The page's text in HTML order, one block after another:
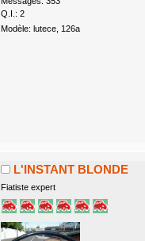
Q.I.: 2
Modèle: lutece, 126a
L'INSTANT BLONDE
Fiatiste expert